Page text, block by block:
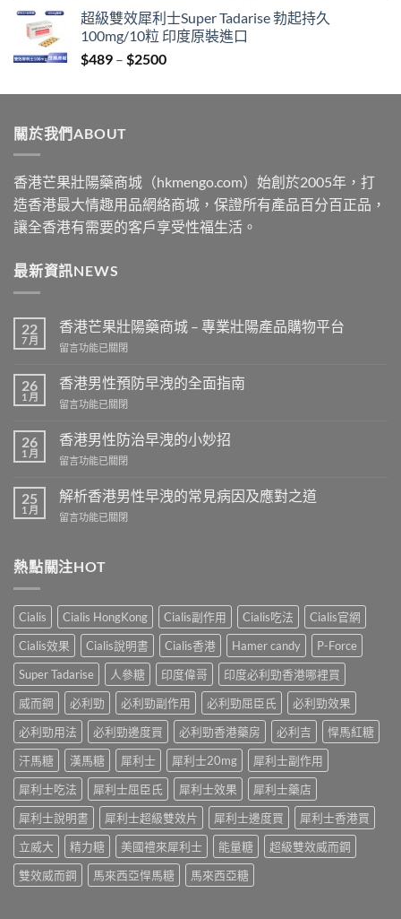
$399
through
$2199
超級雙效犀利士Super Tadarise 勃起持久
100mg/10粒 印度原裝進口
$489 – $2500Price
$489
關於我們ABOUT
香港芒果壯陽藥商城（hkmengo.com）始創於2005年，打
造香港最大情趣用品網絡商城，保證所有產品百分百正品，
讓全香港有需要的客戶享受性福生活。
最新資訊NEWS
22
7 月
香港芒果壯陽藥商城 – 專業壯陽產品購物平台
在
港
芒
果
陽
藥
商
–
專
陽
產
購
物
平
台〉
中
留言功能已關閉
26
1 月
香港男性預防早洩的全面指南
在
港
男
性
防
早
洩
面
中
留言功能已關閉
26
1 月
香港男性防治早洩的小妙招
在
港
男
性
早
小
妙
招〉
中
留言功能已關閉
25
1 月
解析香港男性早洩的常見病因及應對之道
在
香
港
性
早
洩
的
常
見
因
及
應
之
道〉
中
留言功能已關閉
熱點關注HOT
Cialis Cialis HongKong Cialis副作用 Cialis吃法
Cialis官網
Cialis效果
Cialis說明書 Cialis香港 Hamer candy
P-Force
Super Tadarise
人參糖 印度偉哥
印度必利勁香港哪裡買
威而鋼
必利勁 必利勁副作用 必利勁屈臣氏
必利勁效果
必利勁用法
必利勁邊度買 必利勁香港藥房 必利吉
悍馬紅糖
汗馬糖
漢馬糖 犀利士 犀利士20mg
犀利士副作用
犀利士吃法
犀利士屈臣氏 犀利士效果
犀利士藥店
犀利士說明書
犀利士超級雙效片 犀利士邊度買
犀利士香港買
立威大
精力糖 美國禮來犀利士 能量糖
超級雙效威而鋼
雙效威而鋼
馬來西亞悍馬糖 馬來西亞糖